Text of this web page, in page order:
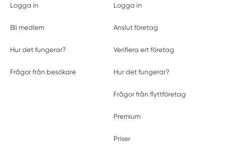
Logga in
Bli medlem
Hur det fungerar?
Frågor från besökare
Logga in
Anslut företag
Verifiera ert företag
Hur det fungerar?
Frågor från flyttföretag
Premium
Priser